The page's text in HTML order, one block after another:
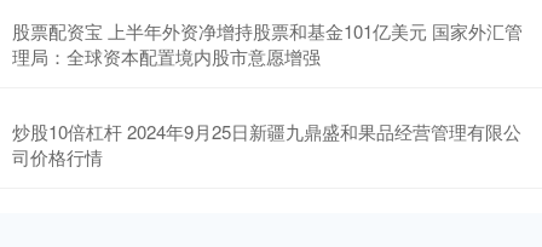
股票配资宝 上半年外资净增持股票和基金101亿美元 国家外汇管
理局：全球资本配置境内股市意愿增强
炒股10倍杠杆 2024年9月25日新疆九鼎盛和果品经营管理有限公
司价格行情